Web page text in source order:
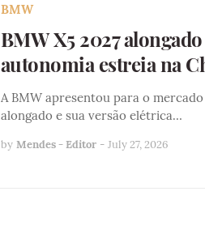
BMW
BMW X5 2027
autonomia estreia na
A BMW apresentou para o
alongado e sua versão elétrica…
by Mendes - Editor - July 27, 2026